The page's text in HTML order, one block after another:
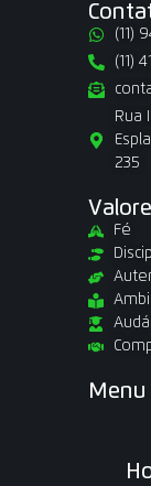
(11)
(11)
Rua
235
Fé
Menu